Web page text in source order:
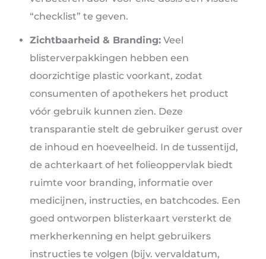
“checklist” te geven.
Zichtbaarheid & Branding: Veel
blisterverpakkingen hebben een
doorzichtige plastic voorkant, zodat
consumenten of apothekers het product
vóór gebruik kunnen zien. Deze
transparantie stelt de gebruiker gerust over
de inhoud en hoeveelheid. In de tussentijd,
de achterkaart of het folieoppervlak biedt
ruimte voor branding, informatie over
medicijnen, instructies, en batchcodes. Een
goed ontworpen blisterkaart versterkt de
merkherkenning en helpt gebruikers
instructies te volgen (bijv. vervaldatum,